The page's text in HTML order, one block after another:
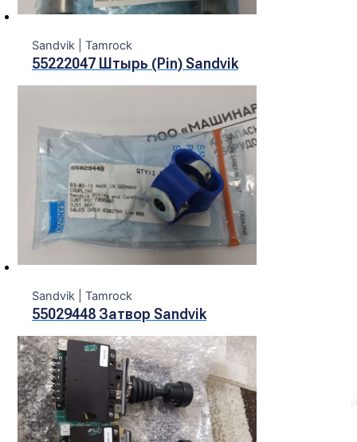
Sandvik | Tamroсk
55222047 Штырь (Pin) Sandvik
Sandvik | Tamroсk
55029448 Затвор Sandvik